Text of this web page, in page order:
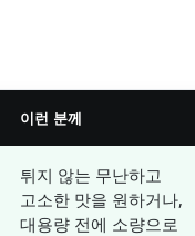
이런 분께
튀지 않는 무난하고
고소한 맛을 원하거나,
대용량 전에 소량으로